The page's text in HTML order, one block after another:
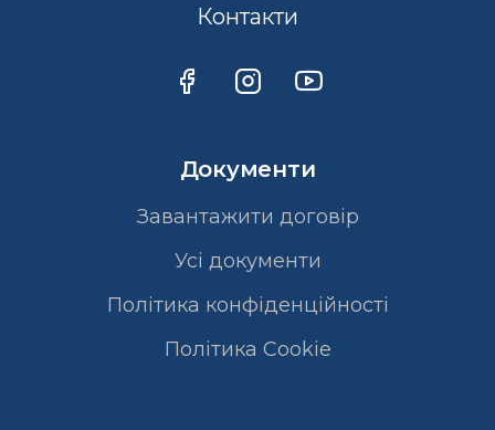
Контакти
Документи
Завантажити договір
Усі документи
Політика конфіденційності
Полiтика Cookie